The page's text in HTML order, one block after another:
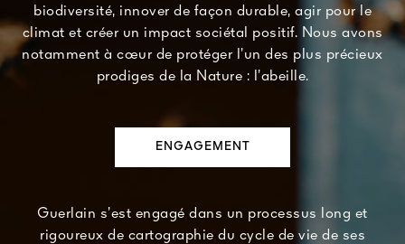
biodiversité, innover de façon durable, agir pour le
climat et créer un impact sociétal positif. Nous avons
notamment à cœur de protéger l’un des plus précieux
prodiges de la Nature : l’abeille.
ENGAGEMENT
Guerlain s’est engagé dans un processus long et
rigoureux de cartographie du cycle de vie de ses